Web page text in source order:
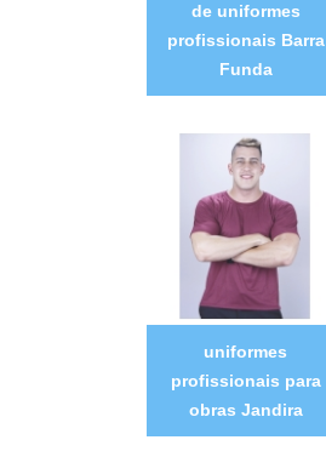
de uniformes
profissionais Barra
Funda
uniformes
profissionais para
obras Jandira